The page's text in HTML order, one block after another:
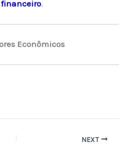
.
Econômicos
NEXT